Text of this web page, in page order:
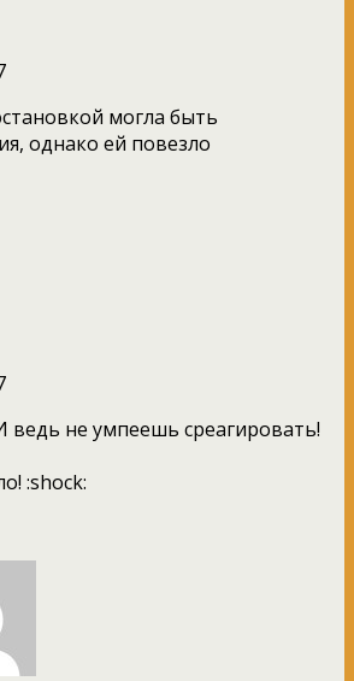
могла быть
однако ей повезло
ведь не умпеешь среагировать!
:shock: